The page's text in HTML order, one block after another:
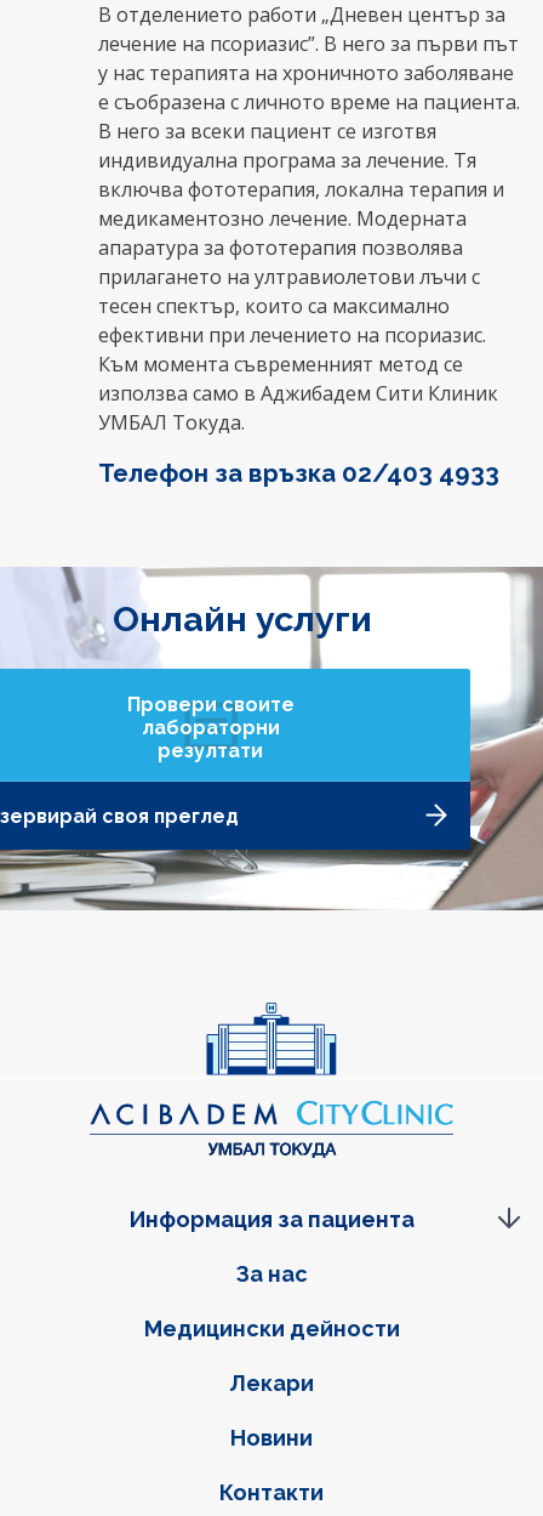
В отделението работи „Дневен център за
лечение на псориазис”. В него за първи път
у нас терапията на хроничното заболяване
е съобразена с личното време на пациента.
В него за всеки пациент се изготвя
индивидуална програма за лечение. Тя
включва фототерапия, локална терапия и
медикаментозно лечение. Модерната
апаратура за фототерапия позволява
прилагането на ултравиолетови лъчи с
тесен спектър, които са максимално
ефективни при лечението на псориазис.
Към момента съвременният метод се
използва само в Аджибадем Сити Клиник
УМБАЛ Токуда.
Телефон за връзка 02/403 4933
Онлайн услуги
Провери своите
лабораторни
резултати
своя преглед
Фуутер навигация
За нас
Медицински дейности
Лекари
Новини
Контакти
Информация за пациента